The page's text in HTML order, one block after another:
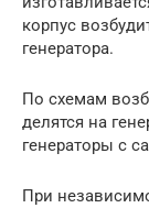
корпус
генератора.
По схемам
делятся на
генераторы с
При